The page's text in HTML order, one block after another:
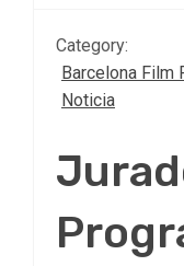
Category:
Barcelona Film
Noticia